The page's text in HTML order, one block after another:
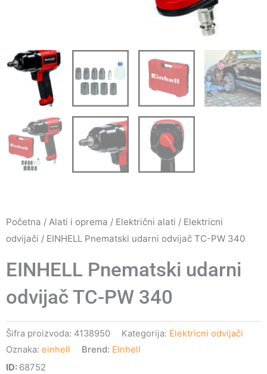
Početna / Alati i oprema / Električni alati / Elektricni
odvijači / EINHELL Pnematski udarni odvijač TC-PW 340
EINHELL Pnematski udarni
odvijač TC-PW 340
Šifra proizvoda: 4138950 Kategorija: Elektricni odvijači
Oznaka: einhell Brend: Einhell
ID: 68752